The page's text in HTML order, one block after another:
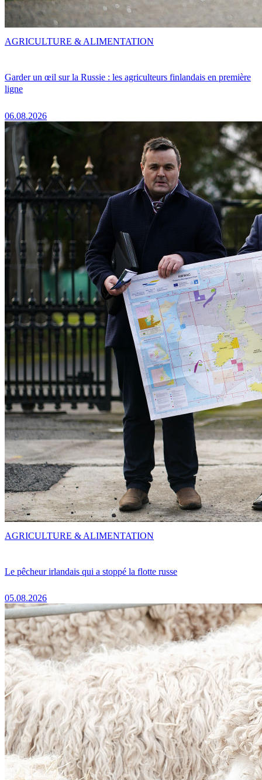
Garder un œil sur la Russie : les agriculteurs finlandais en première
ligne
06.08.2026
AGRICULTURE & ALIMENTATION
Le pêcheur irlandais qui a stoppé la flotte russe
05.08.2026
AGRICULTURE & ALIMENTATION